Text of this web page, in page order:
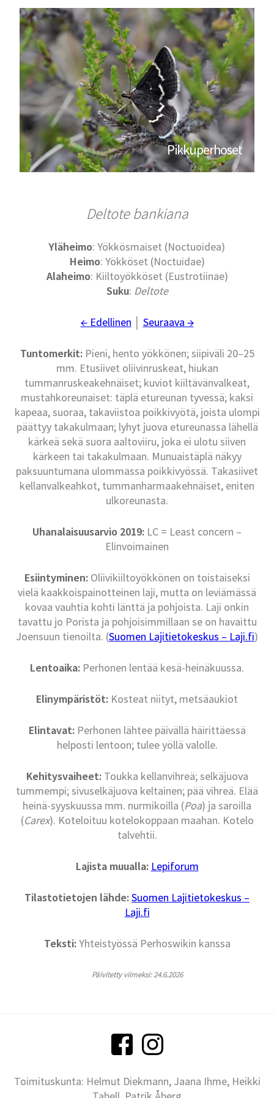
Pikkuperhoset
Deltote bankiana
Yläheimo: Yökkösmaiset (Noctuoidea)
Heimo: Yökköset (Noctuidae)
Alaheimo: Kiiltoyökköset (Eustrotiinae)
Suku: Deltote
← Edellinen Seuraava →
Tuntomerkit:Pieni, hento yökkönen; siipiväli 20–25
mm. Etusiivet oliivinruskeat, hiukan
tummanruskeakehnäiset; kuviot kiiltävänvalkeat,
mustahkoreunaiset: täplä etureunan tyvessä; kaksi
kapeaa, suoraa, takaviistoa poikkivyötä, joista ulompi
päättyy takakulmaan; lyhyt juova etureunassa lähellä
kärkeä sekä suora aaltoviiru, joka ei ulotu siiven
kärkeen tai takakulmaan. Munuaistäplä näkyy
paksuuntumana ulommassa poikkivyössä. Takasiivet
kellanvalkeahkot, tummanharmaakehnäiset, eniten
ulkoreunasta.
Uhanalaisuusarvio 2019: LC = Least concern –
Elinvoimainen
Esiintyminen:Oliivikiiltoyökkönen on toistaiseksi
vielä kaakkoispainotteinen laji, mutta on leviämässä
kovaa vauhtia kohti länttä ja pohjoista. Laji onkin
tavattu jo Porista ja pohjoisimmillaan se on havaittu
Joensuun tienoilta. (Suomen Lajitietokeskus – Laji.fi)
Lentoaika: Perhonen lentää kesä-heinäkuussa.
Elinympäristöt: Kosteat niityt, metsäaukiot
Elintavat:Perhonen lähtee päivällä häirittäessä
helposti lentoon; tulee yöllä valolle.
Kehitysvaiheet:Toukka kellanvihreä; selkäjuova
tummempi; sivuselkäjuova keltainen; pää vihreä. Elää
heinä-syyskuussa mm. nurmikoilla (Poa) ja saroilla
(Carex). Koteloituu kotelokoppaan maahan. Kotelo
talvehtii.
Lajista muualla: Lepiforum
Tilastotietojen lähde:Suomen Lajitietokeskus –
Laji.fi
Teksti:Yhteistyössä Perhoswikin kanssa
Päivitetty viimeksi: 24.6.2026
Toimituskunta: Helmut Diekmann, Jaana Ihme, Heikki